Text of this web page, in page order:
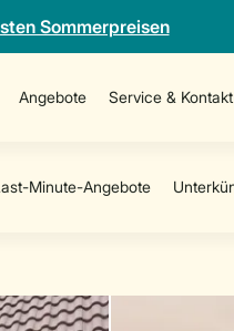
Sommerpreisen
Angebote Service & Kontakt